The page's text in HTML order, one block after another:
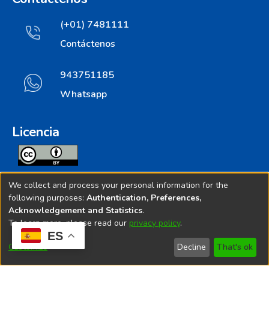
ES
(+01) 7481111
Contáctenos
943751185
Whatsapp
Licencia
Todos los contenidos de repositorio.ins.gob.pe estan
licenciados bajo
Creative Commoms License
© 2025. Instituto Nacional de Salud - Implementado por
We collect and process your personal information for the
following purposes: Authentication, Preferences,
Acknowledgement and Statistics.
To learn more, please read our privacy policy.
Customize Decline That's ok